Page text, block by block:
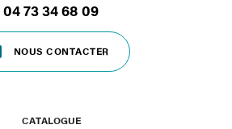
04 73 34 68 09
NOUS CONTACTER
CATALOGUE